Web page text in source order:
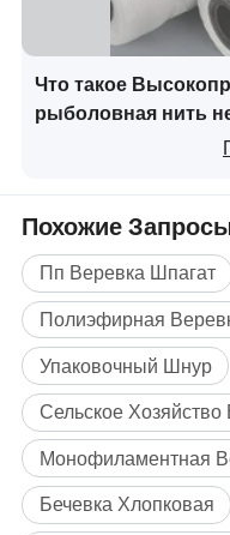
Что такое
рыболовная нить
для надежного
Похожие
Пп Веревка Шпагат
Полиэфирная
Упаковочный Шнур
Сельское
Монофиламентная
Бечевка Хлопковая